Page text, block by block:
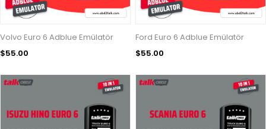
Volvo Euro 6 Adblue Emülatör
$55.00
Ford Euro 6 Adblue Emülatör
$55.00